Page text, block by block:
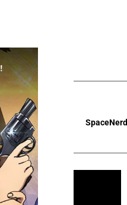
SpaceNerd